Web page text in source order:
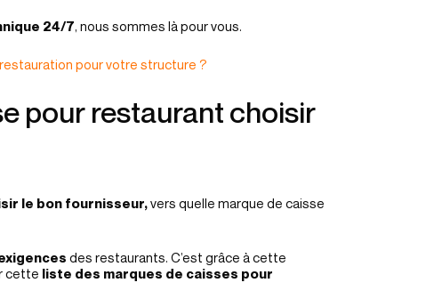
24/7, nous sommes là pour vous.
pour votre structure ?
pour restaurant choisir
le bon fournisseur,vers quelle marque de caisse
des restaurants. C’est grâce à cette
cette liste des marques de caisses pour